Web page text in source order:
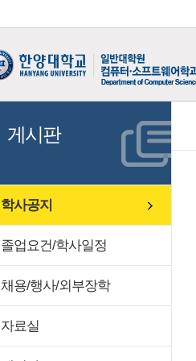
게시판
학사공지
졸업요건/학사일정
채용/행사/외부장학
자료실